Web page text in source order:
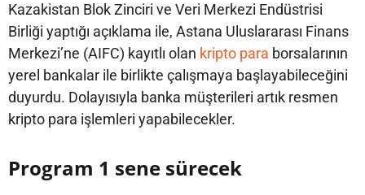
Kazakistan Blok Zinciri ve Veri Merkezi Endüstrisi
Birliği yaptığı açıklama ile, Astana Uluslararası Finans
Merkezi’ne (AIFC) kayıtlı olan kripto para borsalarının
yerel bankalar ile birlikte çalışmaya başlayabileceğini
duyurdu. Dolayısıyla banka müşterileri artık resmen
kripto para işlemleri yapabilecekler.
Program 1 sene sürecek